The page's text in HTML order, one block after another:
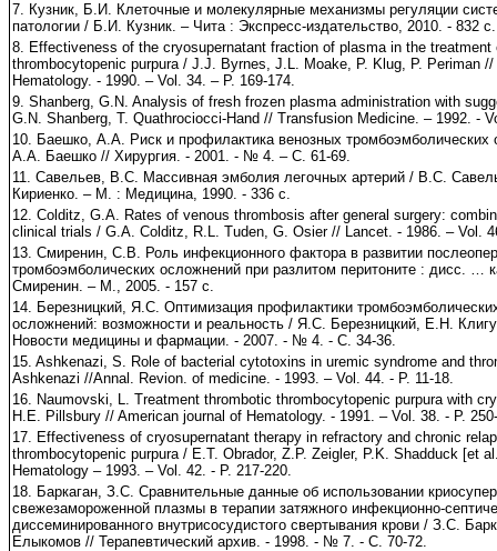
7. Кузник, Б.И. Клеточные и молекулярные механизмы регуляции
патологии / Б.И. Кузник. – Чита : Экспресс-издательство, 2010. - 832 с.
8. Effectiveness of the cryosupernatant fraction of plasma in the
thrombocytopenic purpura / J.J. Byrnes, J.L. Moake, P. Klug, P. Periman
Hematology. - 1990. – Vol. 34. – P. 169-174.
9. Shanberg, G.N. Analysis of fresh frozen plasma administration with
G.N. Shanberg, T. Quathrociocci-Hand // Transfusion Medicine. – 1992. -
10. Баешко, А.А. Риск и профилактика венозных тромбоэмболических
А.А. Баешко // Хирургия. - 2001. - № 4. – С. 61-69.
11. Савельев, В.С. Массивная эмболия легочных артерий / В.С.
Кириенко. – М. : Медицина, 1990. - 336 с.
12. Colditz, G.A. Rates of venous thrombosis after general surgery:
clinical trials / G.A. Colditz, R.L. Tuden, G. Osier // Lancet. - 1986. – Vol.
13. Смиренин, С.В. Роль инфекционного фактора в развитии
тромбоэмболических осложнений при разлитом перитоните : дисс. …
Смиренин. – М., 2005. - 157 с.
14. Березницкий, Я.С. Оптимизация профилактики
осложнений: возможности и реальность / Я.С. Березницкий, Е.Н.
Новости медицины и фармации. - 2007. - № 4. - С. 34-36.
15. Ashkenazi, S. Role of bacterial cytotoxins in uremic syndrome and
Ashkenazi //Annal. Revion. of medicine. - 1993. – Vol. 44. - P. 11-18.
16. Naumovski, L. Treatment thrombotic thrombocytopenic purpura with
H.E. Pillsbury // American journal of Hematology. - 1991. – Vol. 38. - P.
17. Effectiveness of cryosupernatant therapy in refractory and chronic
thrombocytopenic purpura / E.T. Obrador, Z.P. Zeigler, P.K. Shadduck [et
Hematology – 1993. – Vol. 42. - P. 217-220.
18. Баркаган, З.С. Сравнительные данные об использовании
свежезамороженной плазмы в терапии затяжного инфекционно-
диссеминированного внутрисосудистого свертывания крови / З.С.
Елыкомов // Терапевтический архив. - 1998. - № 7. - С. 70-72.